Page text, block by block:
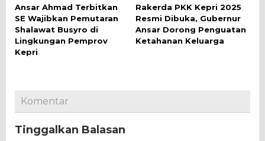
Ansar Ahmad Terbitkan
SE Wajibkan Pemutaran
Shalawat Busyro di
Lingkungan Pemprov
Kepri
Rakerda PKK Kepri 2025
Resmi Dibuka, Gubernur
Ansar Dorong Penguatan
Ketahanan Keluarga
Komentar
Tinggalkan Balasan